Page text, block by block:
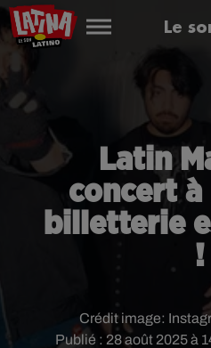
Le
Latin
concert à
billetterie
!
Publié : 28 août 2025 à
Crédit image: